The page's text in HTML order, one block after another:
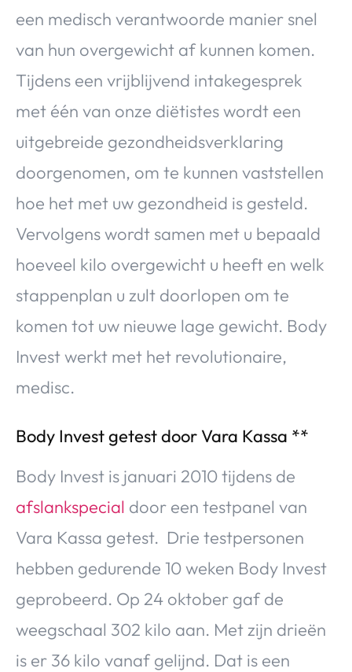
een medisch verantwoorde manier snel
van hun overgewicht af kunnen komen.
Tijdens een vrijblijvend intakegesprek
met één van onze diëtistes wordt een
uitgebreide gezondheidsverklaring
doorgenomen, om te kunnen vaststellen
hoe het met uw gezondheid is gesteld.
Vervolgens wordt samen met u bepaald
hoeveel kilo overgewicht u heeft en welk
stappenplan u zult doorlopen om te
komen tot uw nieuwe lage gewicht. Body
Invest werkt met het revolutionaire,
medisc.
Body Invest getest door Vara Kassa **
Body Invest is januari 2010 tijdens de
afslankspecial door een testpanel van
Vara Kassa getest. Drie testpersonen
hebben gedurende 10 weken Body Invest
geprobeerd. Op 24 oktober gaf de
weegschaal 302 kilo aan. Met zijn drieën
is er 36 kilo vanaf gelijnd. Dat is een